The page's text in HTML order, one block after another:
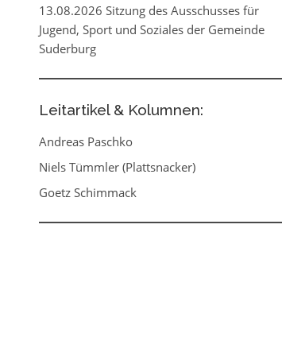
13.08.2026 Sitzung des Ausschusses für
Jugend, Sport und Soziales der Gemeinde
Suderburg
Leitartikel & Kolumnen:
Andreas Paschko
Niels Tümmler (Plattsnacker)
Goetz Schimmack